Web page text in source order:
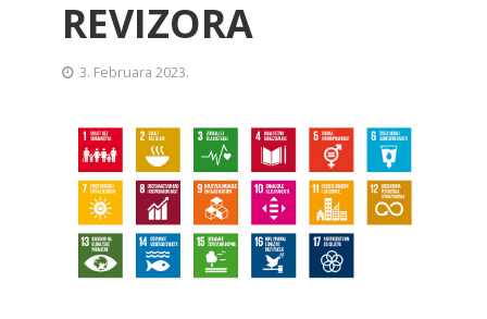
REVIZORA
3. Februara 2023.